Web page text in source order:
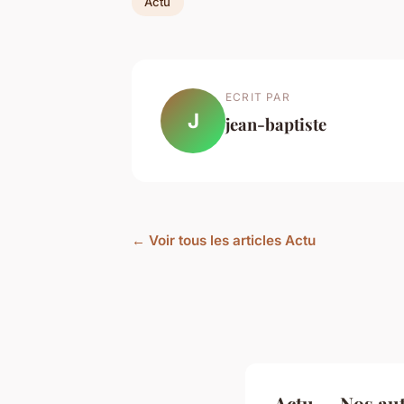
J
ECRIT PAR
jean-baptiste
← Voir tous les articles Actu